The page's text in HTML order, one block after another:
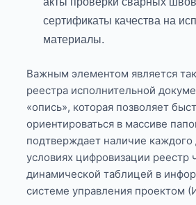
сертификаты качества на
материалы.
Важным элементом является
реестра исполнительной
«опись», которая позволяет
ориентироваться в массиве
подтверждает наличие каждого
условиях цифровизации реестр
динамической таблицей в
системе управления проектом